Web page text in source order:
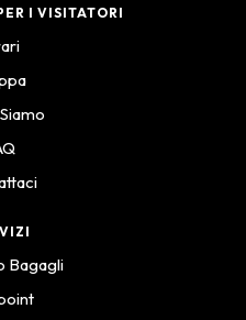
I VISITATORI
Bagagli